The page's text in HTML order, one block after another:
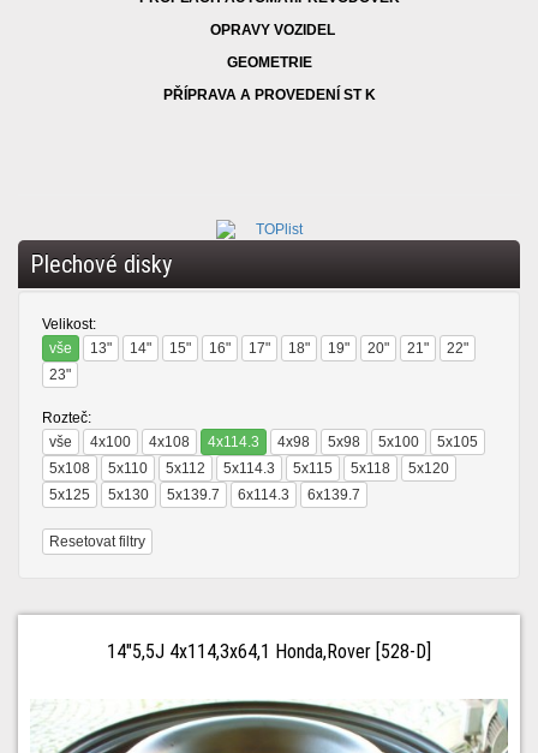
OPRAVY VOZIDEL
GEOMETRIE
PŘÍPRAVA A PROVEDENÍ ST K
Plechové disky
Velikost:
vše
13" 14" 15" 16" 17" 18" 19" 20" 21"
22"
23"
Rozteč:
vše
4x100 4x108 4x114.3 4x98 5x98 5x100
5x105
5x108
5x110 5x112 5x114.3 5x115 5x118
5x120
5x125
5x130 5x139.7 6x114.3 6x139.7
Resetovat filtry
14"5,5J 4x114,3x64,1 Honda,Rover [528-D]